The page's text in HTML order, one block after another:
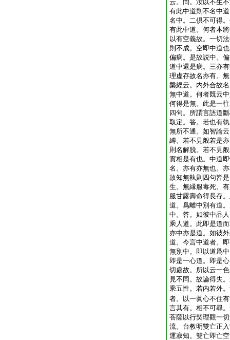
云。問。汝以不生
有此中道則不名中
名中。二倶不可得
有此中道。何者本
以有空義故。一切
則不成。空即中道
偏病。是故説中。
道中還是病。三亦
理虚存故名亦有。
槃經云。内外合故
無中道。何者既云
何得是無。此是一
四句。所謂言語道
取定。答。若也有
無所不通。如智論
縛。若不見般若是
則名解脱。若不見
實相是有也。中道
名。亦有亦無也。
故知無執則四句皆
生。無縁服毒死。
服甘露壽命得長存
道。爲離中別有道
中。答。如彼中品
乘人道。此即是道
亦中亦是道。如彼
道。今言中道者。
無別中。即以道爲
即是一心道。即是
切處故。所以云一
見不同。故論得失
乘五性。若内若外
者。以一眞心不住
言其有。相不可尋
菩薩以行契理觀一
流。台教明雙亡正
運寂知。雙亡即亡